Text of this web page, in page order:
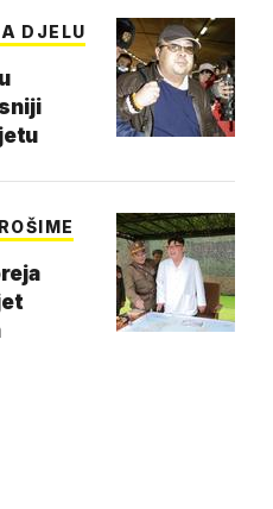
DJELU